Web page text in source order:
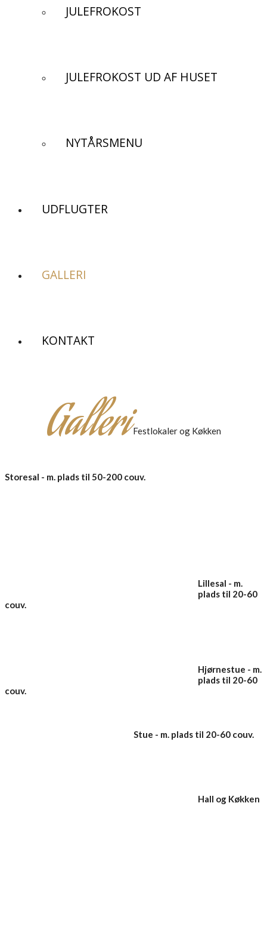
JULEFROKOST
JULEFROKOST UD AF HUSET
NYTÅRSMENU
UDFLUGTER
GALLERI
KONTAKT
Galleri Festlokaler og Køkken
Storesal - m. plads til 50-200 couv.
Lillesal - m.
plads til 20-60
couv.
Hjørnestue - m.
plads til 20-60
couv.
Stue - m. plads til 20-60 couv.
Hall og Køkken